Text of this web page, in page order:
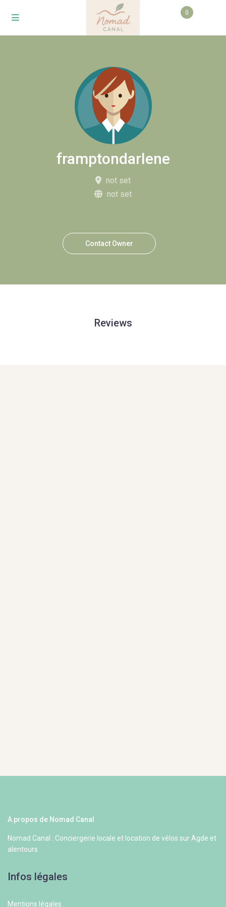
0
framptondarlene
not set
not set
Contact Owner
Reviews
A propos de Nomad Canal
Nomad Canal : Conciergerie locale et location de vélos sur Agde et
alentours
Infos légales
Mentions légales